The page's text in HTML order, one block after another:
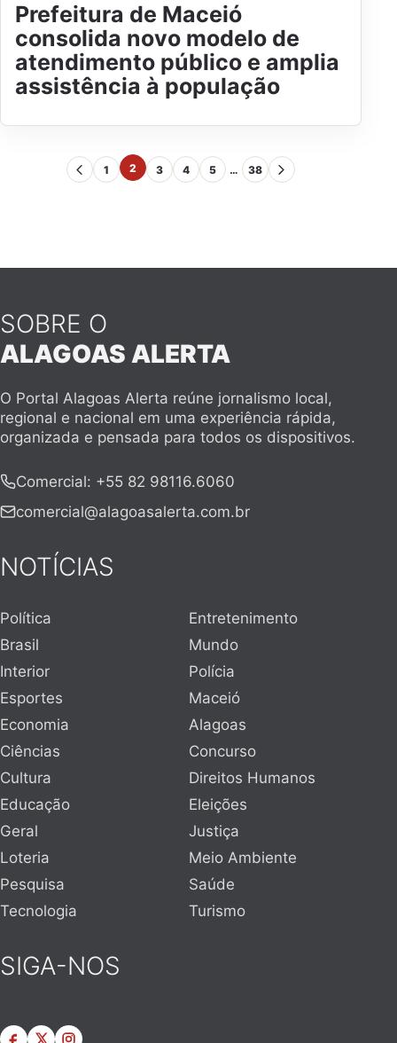
Prefeitura de Maceió
consolida novo modelo de
atendimento público e amplia
assistência à população
1 2 3 4 5 … 38
SOBRE O
ALAGOAS ALERTA
O Portal Alagoas Alerta reúne jornalismo local,
regional e nacional em uma experiência rápida,
organizada e pensada para todos os dispositivos.
Comercial: +55 82 98116.6060
comercial@alagoasalerta.com.br
NOTÍCIAS
Política
Entretenimento
Brasil
Mundo
Interior
Polícia
Esportes
Maceió
Economia
Alagoas
Ciências
Concurso
Cultura
Direitos Humanos
Educação
Eleições
Geral
Justiça
Loteria
Meio Ambiente
Pesquisa
Saúde
Tecnologia
Turismo
SIGA-NOS